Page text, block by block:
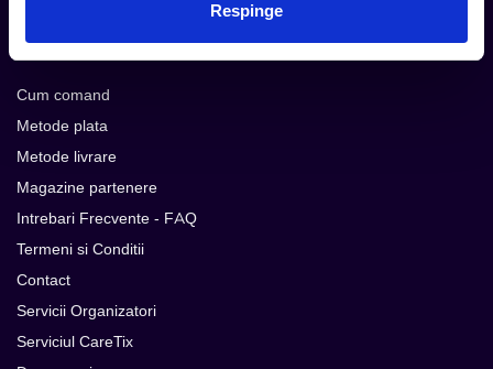
Respinge
Cum comand
Metode plata
Metode livrare
Magazine partenere
Intrebari Frecvente - FAQ
Termeni si Conditii
Contact
Servicii Organizatori
Serviciul CareTix